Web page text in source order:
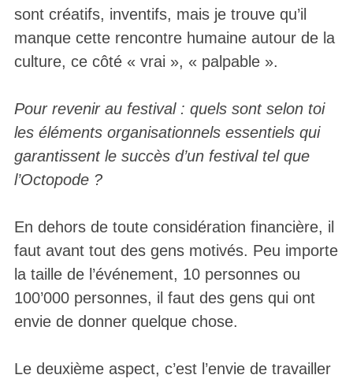
sont créatifs, inventifs, mais je trouve qu’il
manque cette rencontre humaine autour de la
culture, ce côté « vrai », « palpable ».
Pour revenir au festival : quels sont selon toi
les éléments organisationnels essentiels qui
garantissent le succès d’un festival tel que
l’Octopode ?
En dehors de toute considération financière, il
faut avant tout des gens motivés. Peu importe
la taille de l’événement, 10 personnes ou
100’000 personnes, il faut des gens qui ont
envie de donner quelque chose.
Le deuxième aspect, c’est l’envie de travailler